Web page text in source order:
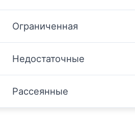
Ограниченная
Недостаточные
Рассеянные